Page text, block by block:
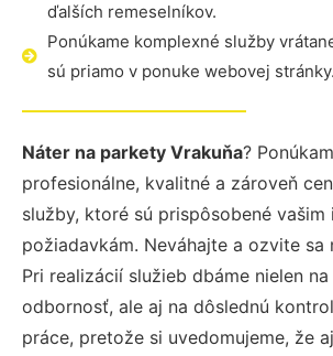
ďalších remeselníkov.
Ponúkame komplexné služby
sú priamo v ponuke webovej stránky.
Náter na parkety Vrakuňa?
profesionálne, kvalitné a zároveň
služby, ktoré sú prispôsobené vašim
požiadavkám. Neváhajte a ozvite sa
Pri realizácií služieb dbáme nielen
odbornosť, ale aj na dôslednú
práce, pretože si uvedomujeme, že